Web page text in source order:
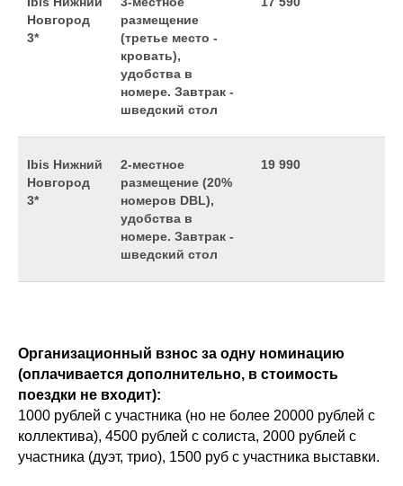
Новгород
3*
размещение
(третье место -
кровать),
удобства в
номере. Завтрак -
шведский стол
Ibis Нижний
Новгород
3*
2-местное
размещение (20%
номеров DBL),
удобства в
номере. Завтрак -
шведский стол
19 990
Организационный взнос за одну номинацию
(оплачивается дополнительно, в стоимость
поездки не входит):
1000 рублей с участника (но не более 20000 рублей с
коллектива), 4500 рублей с солиста, 2000 рублей с
участника (дуэт, трио), 1500 руб с участника выставки.